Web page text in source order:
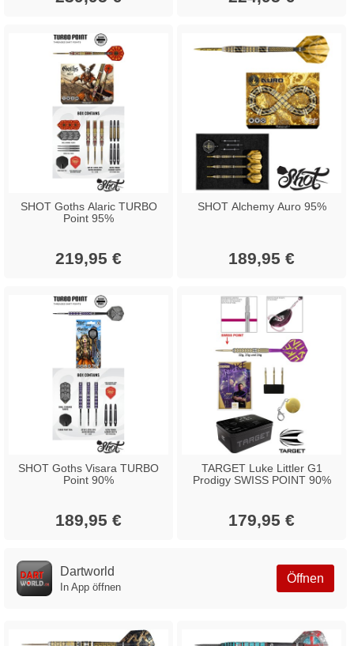
SHOT Goths Alaric TURBO
Point 95%
219,95 €
SHOT Alchemy Auro 95%
189,95 €
SHOT Goths Visara TURBO
Point 90%
189,95 €
TARGET Luke Littler G1
Prodigy SWISS POINT 90%
179,95 €
Öffnen
Dartworld
In App öffnen